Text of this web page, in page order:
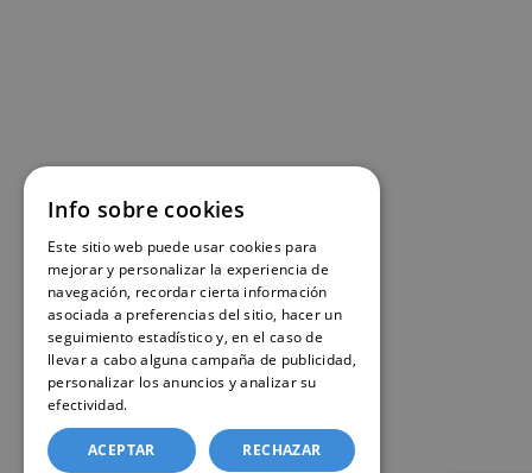
Info sobre cookies
Este sitio web puede usar cookies para
mejorar y personalizar la experiencia de
navegación, recordar cierta información
asociada a preferencias del sitio, hacer un
seguimiento estadístico y, en el caso de
llevar a cabo alguna campaña de publicidad,
personalizar los anuncios y analizar su
efectividad.
ACEPTAR RECHAZAR